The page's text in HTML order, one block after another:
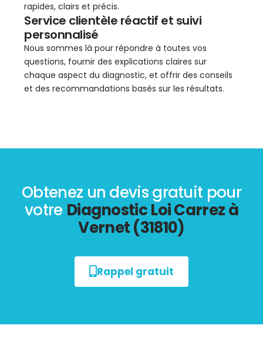
rapides, clairs et précis.
Service clientèle réactif et suivi
personnalisé
Nous sommes là pour répondre à toutes vos
questions, fournir des explications claires sur
chaque aspect du diagnostic, et offrir des conseils
et des recommandations basés sur les résultats.
Obtenez un devis gratuit pour
votre Diagnostic Loi Carrez à
Vernet (31810)
Rappel gratuit